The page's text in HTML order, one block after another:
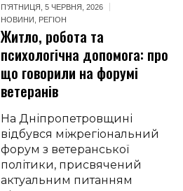
П’ЯТНИЦЯ, 5 ЧЕРВНЯ, 2026
НОВИНИ
РЕГІОН
Житло, робота та
психологічна допомога: про
що говорили на форумі
ветеранів
На Дніпропетровщині
відбувся міжрегіональний
форум з ветеранської
політики, присвячений
актуальним питанням